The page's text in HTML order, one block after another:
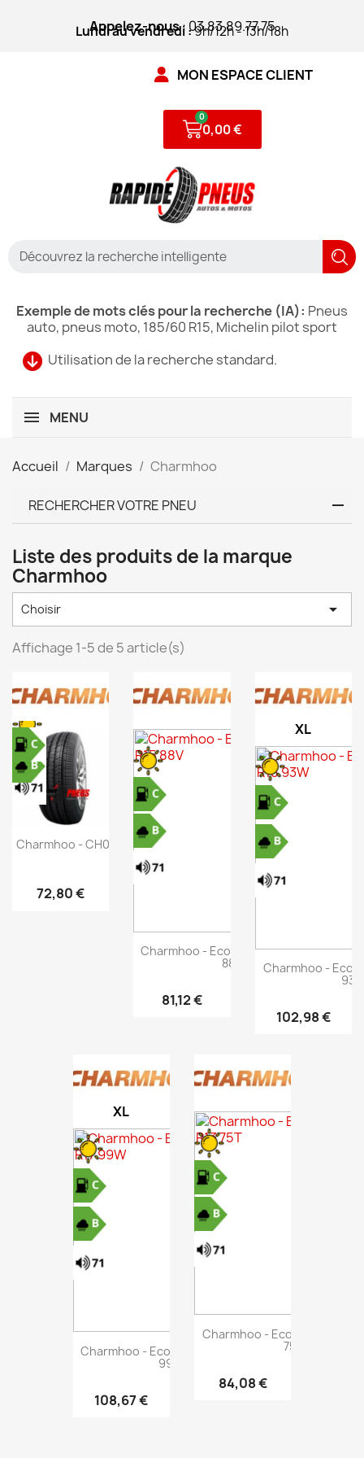
Appelez-nous: 03.83.89.77.75
Lundi au vendredi :9h/12h - 13h/18h
MON ESPACE CLIENT
0,00 €
Utilisation de la recherche standard.
Exemple de mots clés pour la recherche (IA): Pneus
auto, pneus moto, 185/60 R15, Michelin pilot sport
MENU
Accueil Marques Charmhoo
RECHERCHER VOTRE PNEU
Liste des produits de la marque
Charmhoo
Choisir 
Affichage 1-5 de 5 article(s)
Charmhoo - CH01 - 205/55 R16 91V
72,80 €
Charmhoo - Ecoplus - 205/55 R15
88V
81,12 €
XL
Charmhoo -
102,98 €
XL
Charmhoo - Ecoplus - 245/45 R17
99W
108,67 €
Charmhoo - Ecoplus - 145/80
75T
84,08 €